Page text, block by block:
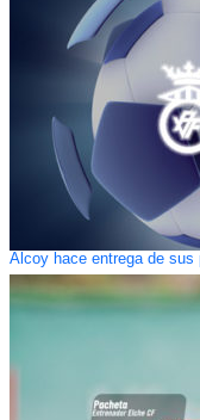
Alcoy hace entrega de sus